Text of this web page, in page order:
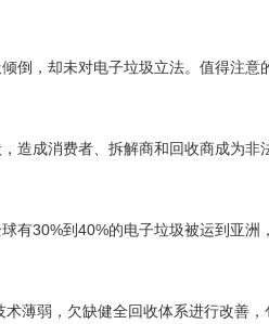
，却未对电子垃圾立法。值得注意
成消费者、拆解商和回收商成为非
30%到40%的电子垃圾被运到亚洲
弱，欠缺健全回收体系进行改善，